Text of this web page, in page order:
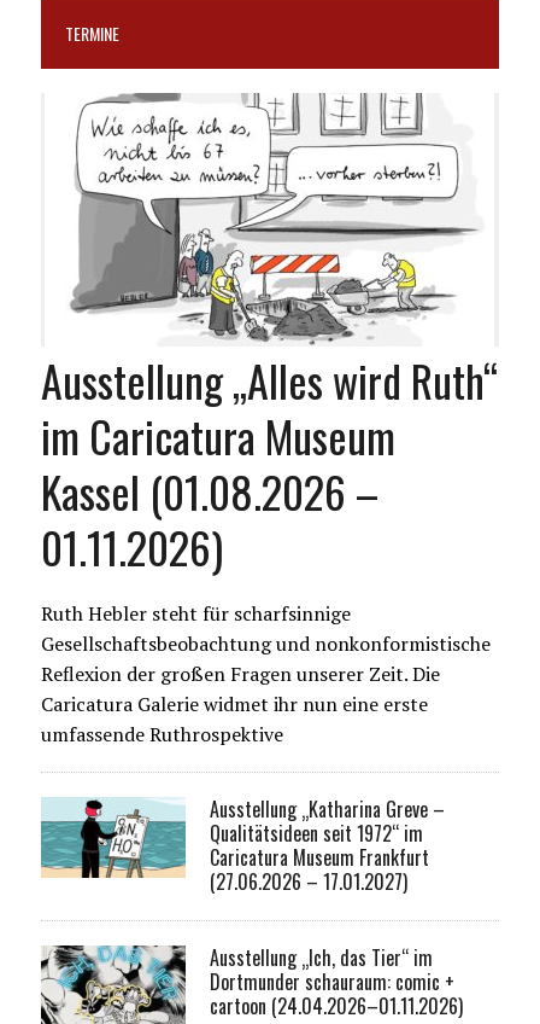
TERMINE
Ausstellung „Alles wird Ruth“
im Caricatura Museum
Kassel (01.08.2026 –
01.11.2026)
Ruth Hebler steht für scharfsinnige
Gesellschaftsbeobachtung und nonkonformistische
Reflexion der großen Fragen unserer Zeit. Die
Caricatura Galerie widmet ihr nun eine erste
umfassende Ruthrospektive
Ausstellung „Katharina Greve –
Qualitätsideen seit 1972“ im
Caricatura Museum Frankfurt
(27.06.2026 – 17.01.2027)
Ausstellung „Ich, das Tier“ im
Dortmunder schauraum: comic +
cartoon (24.04.2026–01.11.2026)